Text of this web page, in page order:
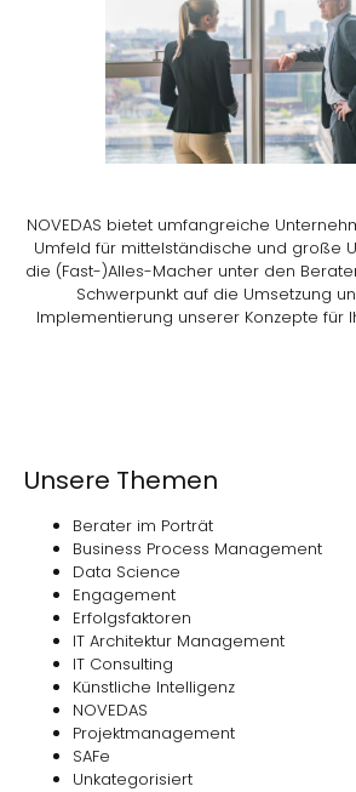
NOVEDAS bietet umfangreiche
Umfeld für mittelständische und große
die (Fast-)Alles-Macher unter den
Schwerpunkt auf die Umsetzung
Implementierung unserer Konzepte für
Unsere Themen
Berater im Porträt
Business Process Management
Data Science
Engagement
Erfolgsfaktoren
IT Architektur Management
IT Consulting
Künstliche Intelligenz
NOVEDAS
Projektmanagement
SAFe
Unkategorisiert